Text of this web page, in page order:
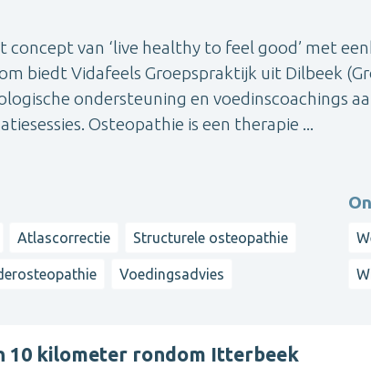
van ‘live healthy to feel good’ met
biedt Vidafeels Groepspraktijk uit Dilbeek
ondersteuning en voedinscoachings
Osteopathie is een therapie ...
Atlascorrectie Structurele osteopathie
Voedingsadvies
10 kilometer rondom Itterbeek